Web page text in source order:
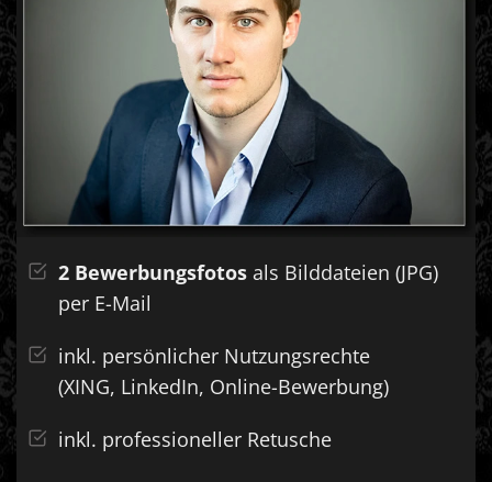
2 Bewerbungsfotos als Bilddateien (JPG)
per E-Mail
inkl. persönlicher Nutzungsrechte
(XING, LinkedIn, Online-Bewerbung)
inkl. professioneller Retusche